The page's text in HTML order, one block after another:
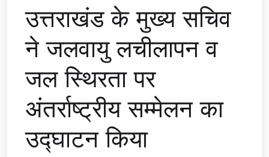
उत्तराखंड के मुख्य सचिव
ने जलवायु लचीलापन व
जल स्थिरता पर
अंतर्राष्ट्रीय सम्मेलन का
उद्घाटन किया